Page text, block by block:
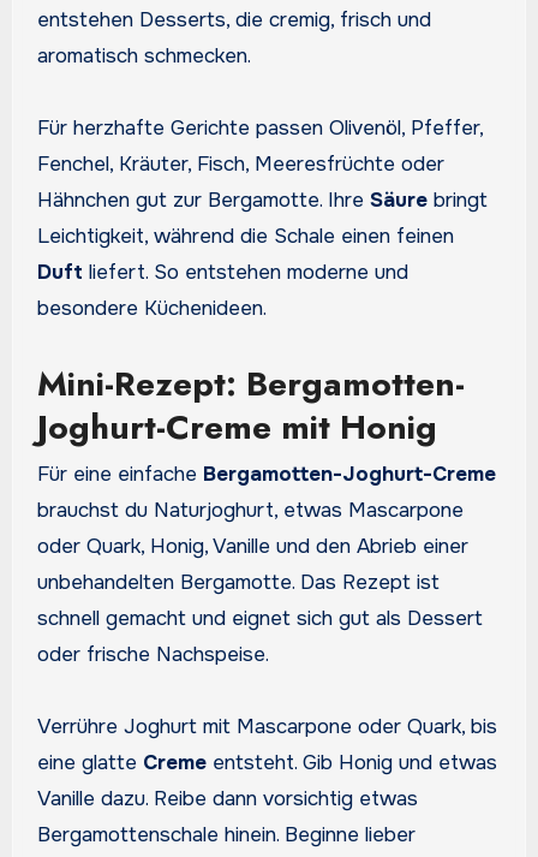
entstehen Desserts, die cremig, frisch und
aromatisch schmecken.
Für herzhafte Gerichte passen Olivenöl, Pfeffer,
Fenchel, Kräuter, Fisch, Meeresfrüchte oder
Hähnchen gut zur Bergamotte. Ihre Säurebringt
Leichtigkeit, während die Schale einen feinen
Duft liefert. So entstehen moderne und
besondere Küchenideen.
Mini-Rezept: Bergamotten-
Joghurt-Creme mit Honig
Für eine einfache Bergamotten-Joghurt-Creme
brauchst du Naturjoghurt, etwas Mascarpone
oder Quark, Honig, Vanille und den Abrieb einer
unbehandelten Bergamotte. Das Rezept ist
schnell gemacht und eignet sich gut als Dessert
oder frische Nachspeise.
Verrühre Joghurt mit Mascarpone oder Quark, bis
eine glatte Cremeentsteht. Gib Honig und etwas
Vanille dazu. Reibe dann vorsichtig etwas
Bergamottenschale hinein. Beginne lieber